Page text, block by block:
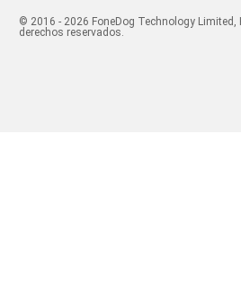
© 2016 - 2026 FoneDog Technology
derechos reservados.